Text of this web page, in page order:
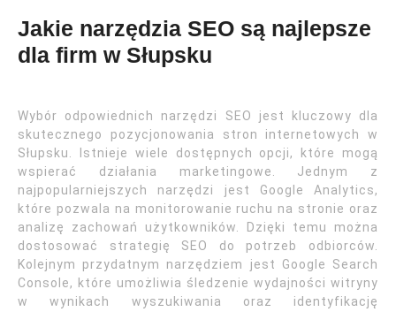
Jakie narzędzia SEO są najlepsze
dla firm w Słupsku
Wybór odpowiednich narzędzi SEO jest kluczowy dla
skutecznego pozycjonowania stron internetowych w
Słupsku. Istnieje wiele dostępnych opcji, które mogą
wspierać działania marketingowe. Jednym z
najpopularniejszych narzędzi jest Google Analytics,
które pozwala na monitorowanie ruchu na stronie oraz
analizę zachowań użytkowników. Dzięki temu można
dostosować strategię SEO do potrzeb odbiorców.
Kolejnym przydatnym narzędziem jest Google Search
Console, które umożliwia śledzenie wydajności witryny
w wynikach wyszukiwania oraz identyfikację